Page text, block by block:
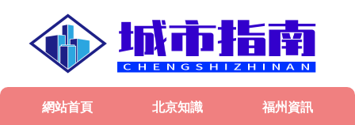
網站首頁 北京知識 福州資訊